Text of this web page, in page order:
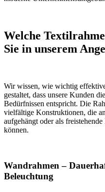
Welche
Sie in unserem
Wir wissen, wie wichtig
gestaltet, dass unsere Kunden
Bedürfnissen entspricht. Die
vielfältige Konstruktionen, die
aufgehängt oder als
können.
Wandrahmen –
Beleuchtung